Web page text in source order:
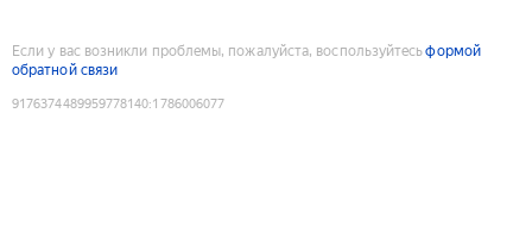
Если у вас возникли проблемы, пожалуйста, воспользуйтесьформой
обратной связи
9176374489959778140:1786006077